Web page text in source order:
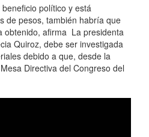
político y está
de pesos, también habría que
obtenido, afirma La presidenta
Quiroz, debe ser investigada
debido a que, desde la
Directiva del Congreso del